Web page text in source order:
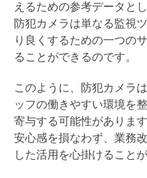
えるための参考データと
防犯カメラは単なる監視
り良くするための一つの
ることができるのです。
このように、防犯カメラ
ッフの働きやすい環境を
寄与する可能性がありま
安心感を損なわず、業務
した活用を心掛けること